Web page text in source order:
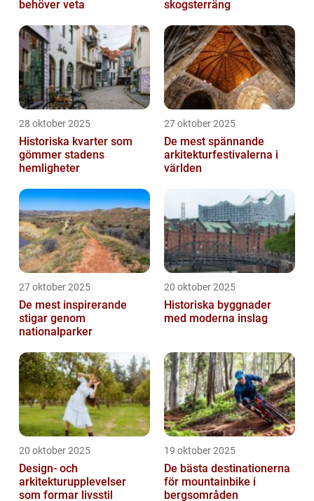
behöver veta
skogsterräng
28 oktober 2025
Historiska kvarter som
gömmer stadens
hemligheter
27 oktober 2025
De mest spännande
arkitekturfestivalerna i
världen
27 oktober 2025
De mest inspirerande
stigar genom
nationalparker
20 oktober 2025
Historiska byggnader
med moderna inslag
20 oktober 2025
Design- och
arkitekturupplevelser
som formar livsstil
19 oktober 2025
De bästa destinationerna
för mountainbike i
bergsområden